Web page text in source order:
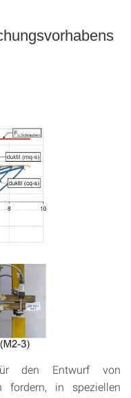
für den Entwurf von
fordern, in speziellen